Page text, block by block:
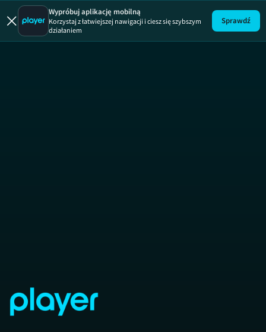
Za głosem
Wypróbuj aplikację mobilną
Korzystaj z łatwiejszej nawigacji i ciesz się szybszym
działaniem
Sprawdź